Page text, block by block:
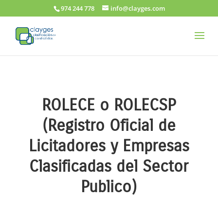
974 244 778 info@clayges.com
ROLECE o ROLECSP
(Registro Oficial de
Licitadores y Empresas
Clasificadas del Sector
Publico)